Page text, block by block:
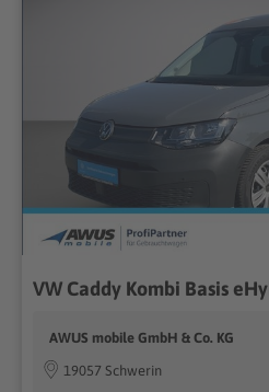
AWUS mobile GmbH & Co. KG
19057 Schwerin